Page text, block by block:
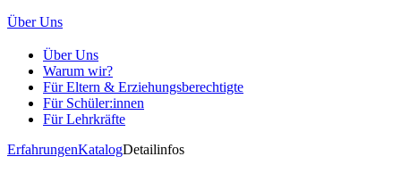
Über Uns
Über Uns
Warum wir?
Für Eltern & Erziehungsberechtigte
Für Schüler:innen
Für Lehrkräfte
ErfahrungenKatalogDetailinfos